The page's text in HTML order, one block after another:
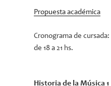
Propuesta académica
Cronograma de cursada:
de 18 a 21 hs.
Historia de la Música 1